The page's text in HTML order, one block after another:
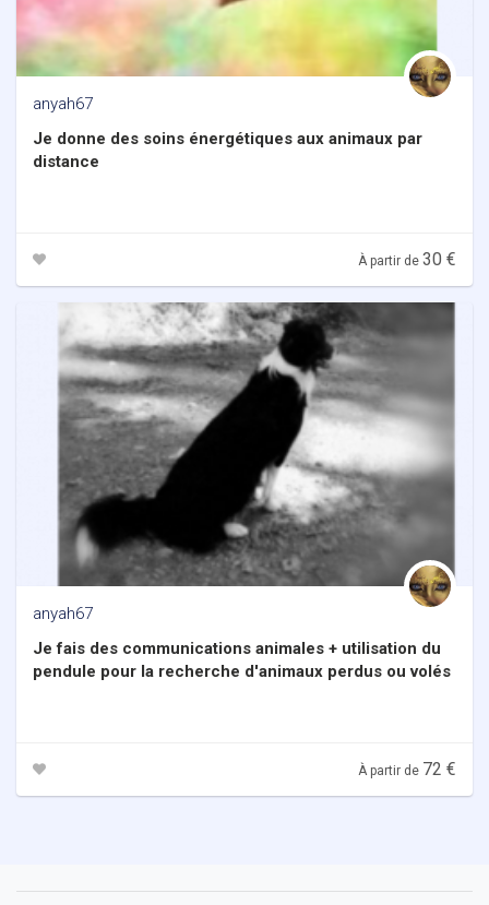
anyah67
Je donne des soins énergétiques aux animaux par
distance
À partir de 30 €
anyah67
Je fais des communications animales + utilisation du
pendule pour la recherche d'animaux perdus ou volés
À partir de 72 €